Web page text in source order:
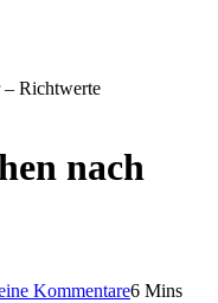
– Richtwerte
nach
Kommentare6 Mins